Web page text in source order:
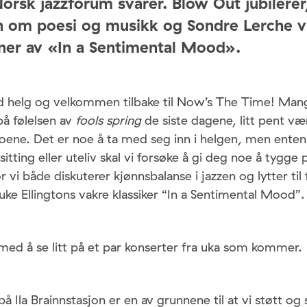
om poesi og musikk og Sondre Lerche
av «In a Sentimental Mood».
helg og velkommen tilbake til Now’s The Time!
følelsen av fools springde siste dagene, litt pent
Det er noe å ta med seg inn i helgen, men
eller uteliv skal vi forsøke å gi deg noe å tygge
vi både diskuterer kjønnsbalanse i jazzen og lytter til
Ellingtons vakre klassiker “In a Sentimental
å se litt på et par konserter fra uka som kommer.
Ila Brainnstasjon er en av grunnene til at vi støtt og